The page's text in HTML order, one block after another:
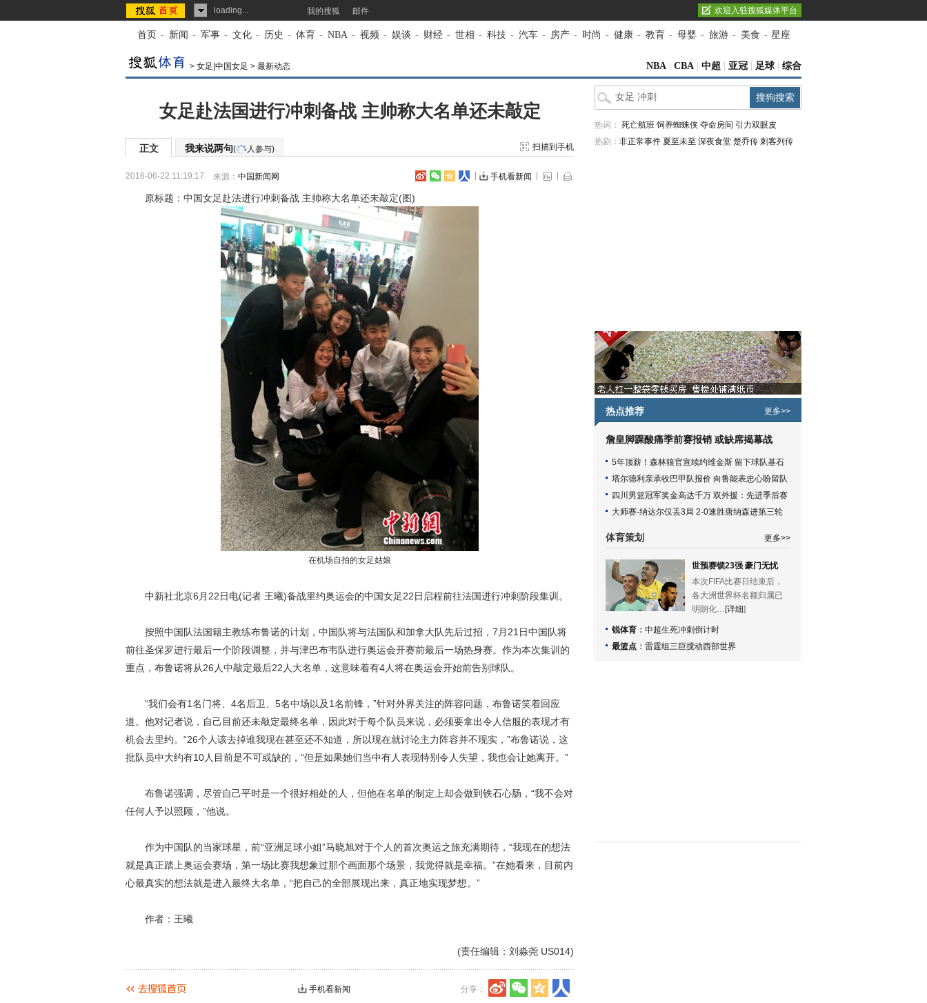
loading... 我的搜狐 邮件 欢迎入驻搜狐媒体平台
首页 - 新闻 - 军事 - 文化 - 历史 - 体育 - NBA - 视频 - 娱谈 - 财经 - 世相 - 科技 - 汽车 - 房产 - 时尚 - 健康 - 教育 - 母婴 - 旅游 - 美食 - 星座
> 女足|中国女足 > 最新动态 NBA CBA 中超 亚冠 足球 综合
女足赴法国进行冲刺备战 主帅称大名单还未敲定
正文 我来说两句( 人参与) 扫描到手机
2016-06-22 11:19:17 来源： 中国新闻网 手机看新闻
原标题：中国女足赴法进行冲刺备战 主帅称大名单还未敲定(图)
在机场自拍的女足姑娘
中新社北京6月22日电(记者 王曦)备战里约奥运会的中国女足22日启程前往法国进行冲刺阶段集训。
按照中国队法国籍主教练布鲁诺的计划，中国队将与法国队和加拿大队先后过招，7月21日中国队将
前往圣保罗进行最后一个阶段调整，并与津巴布韦队进行奥运会开赛前最后一场热身赛。作为本次集训的
重点，布鲁诺将从26人中敲定最后22人大名单，这意味着有4人将在奥运会开始前告别球队。
“我们会有1名门将、4名后卫、5名中场以及1名前锋，”针对外界关注的阵容问题，布鲁诺笑着回应
道。他对记者说，自己目前还未敲定最终名单，因此对于每个队员来说，必须要拿出令人信服的表现才有
机会去里约。“26个人该去掉谁我现在甚至还不知道，所以现在就讨论主力阵容并不现实，”布鲁诺说，这
批队员中大约有10人目前是不可或缺的，“但是如果她们当中有人表现特别令人失望，我也会让她离开。”
布鲁诺强调，尽管自己平时是一个很好相处的人，但他在名单的制定上却会做到铁石心肠，“我不会对
任何人予以照顾，”他说。
作为中国队的当家球星，前“亚洲足球小姐”马晓旭对于个人的首次奥运之旅充满期待，“我现在的想法
就是真正踏上奥运会赛场，第一场比赛我想象过那个画面那个场景，我觉得就是幸福。”在她看来，目前内
心最真实的想法就是进入最终大名单，“把自己的全部展现出来，真正地实现梦想。”
作者：王曦
(责任编辑：刘淼尧 US014)
分享：
手机看新闻
热词： 死亡航班 饲养蜘蛛侠 夺命房间 引力双眼皮
热剧： 非正常事件 夏至未至 深夜食堂 楚乔传 刺客列传
热点推荐 更多>>
詹皇脚踝酸痛季前赛报销 或缺席揭幕战
5年顶薪！森林狼官宣续约维金斯 留下球队基石
塔尔德利亲承收巴甲队报价 向鲁能表忠心盼留队
四川男篮冠军奖金高达千万 双外援：先进季后赛
大师赛-纳达尔仅丢3局 2-0速胜唐纳森进第三轮
体育策划 更多>>
世预赛锁23强 豪门无忧
本次FIFA比赛日结束后，
各大洲世界杯名额归属已
明朗化… [详细]
锐体育 ： 中超生死冲刺倒计时
最篮点 ： 雷霆组三巨搅动西部世界